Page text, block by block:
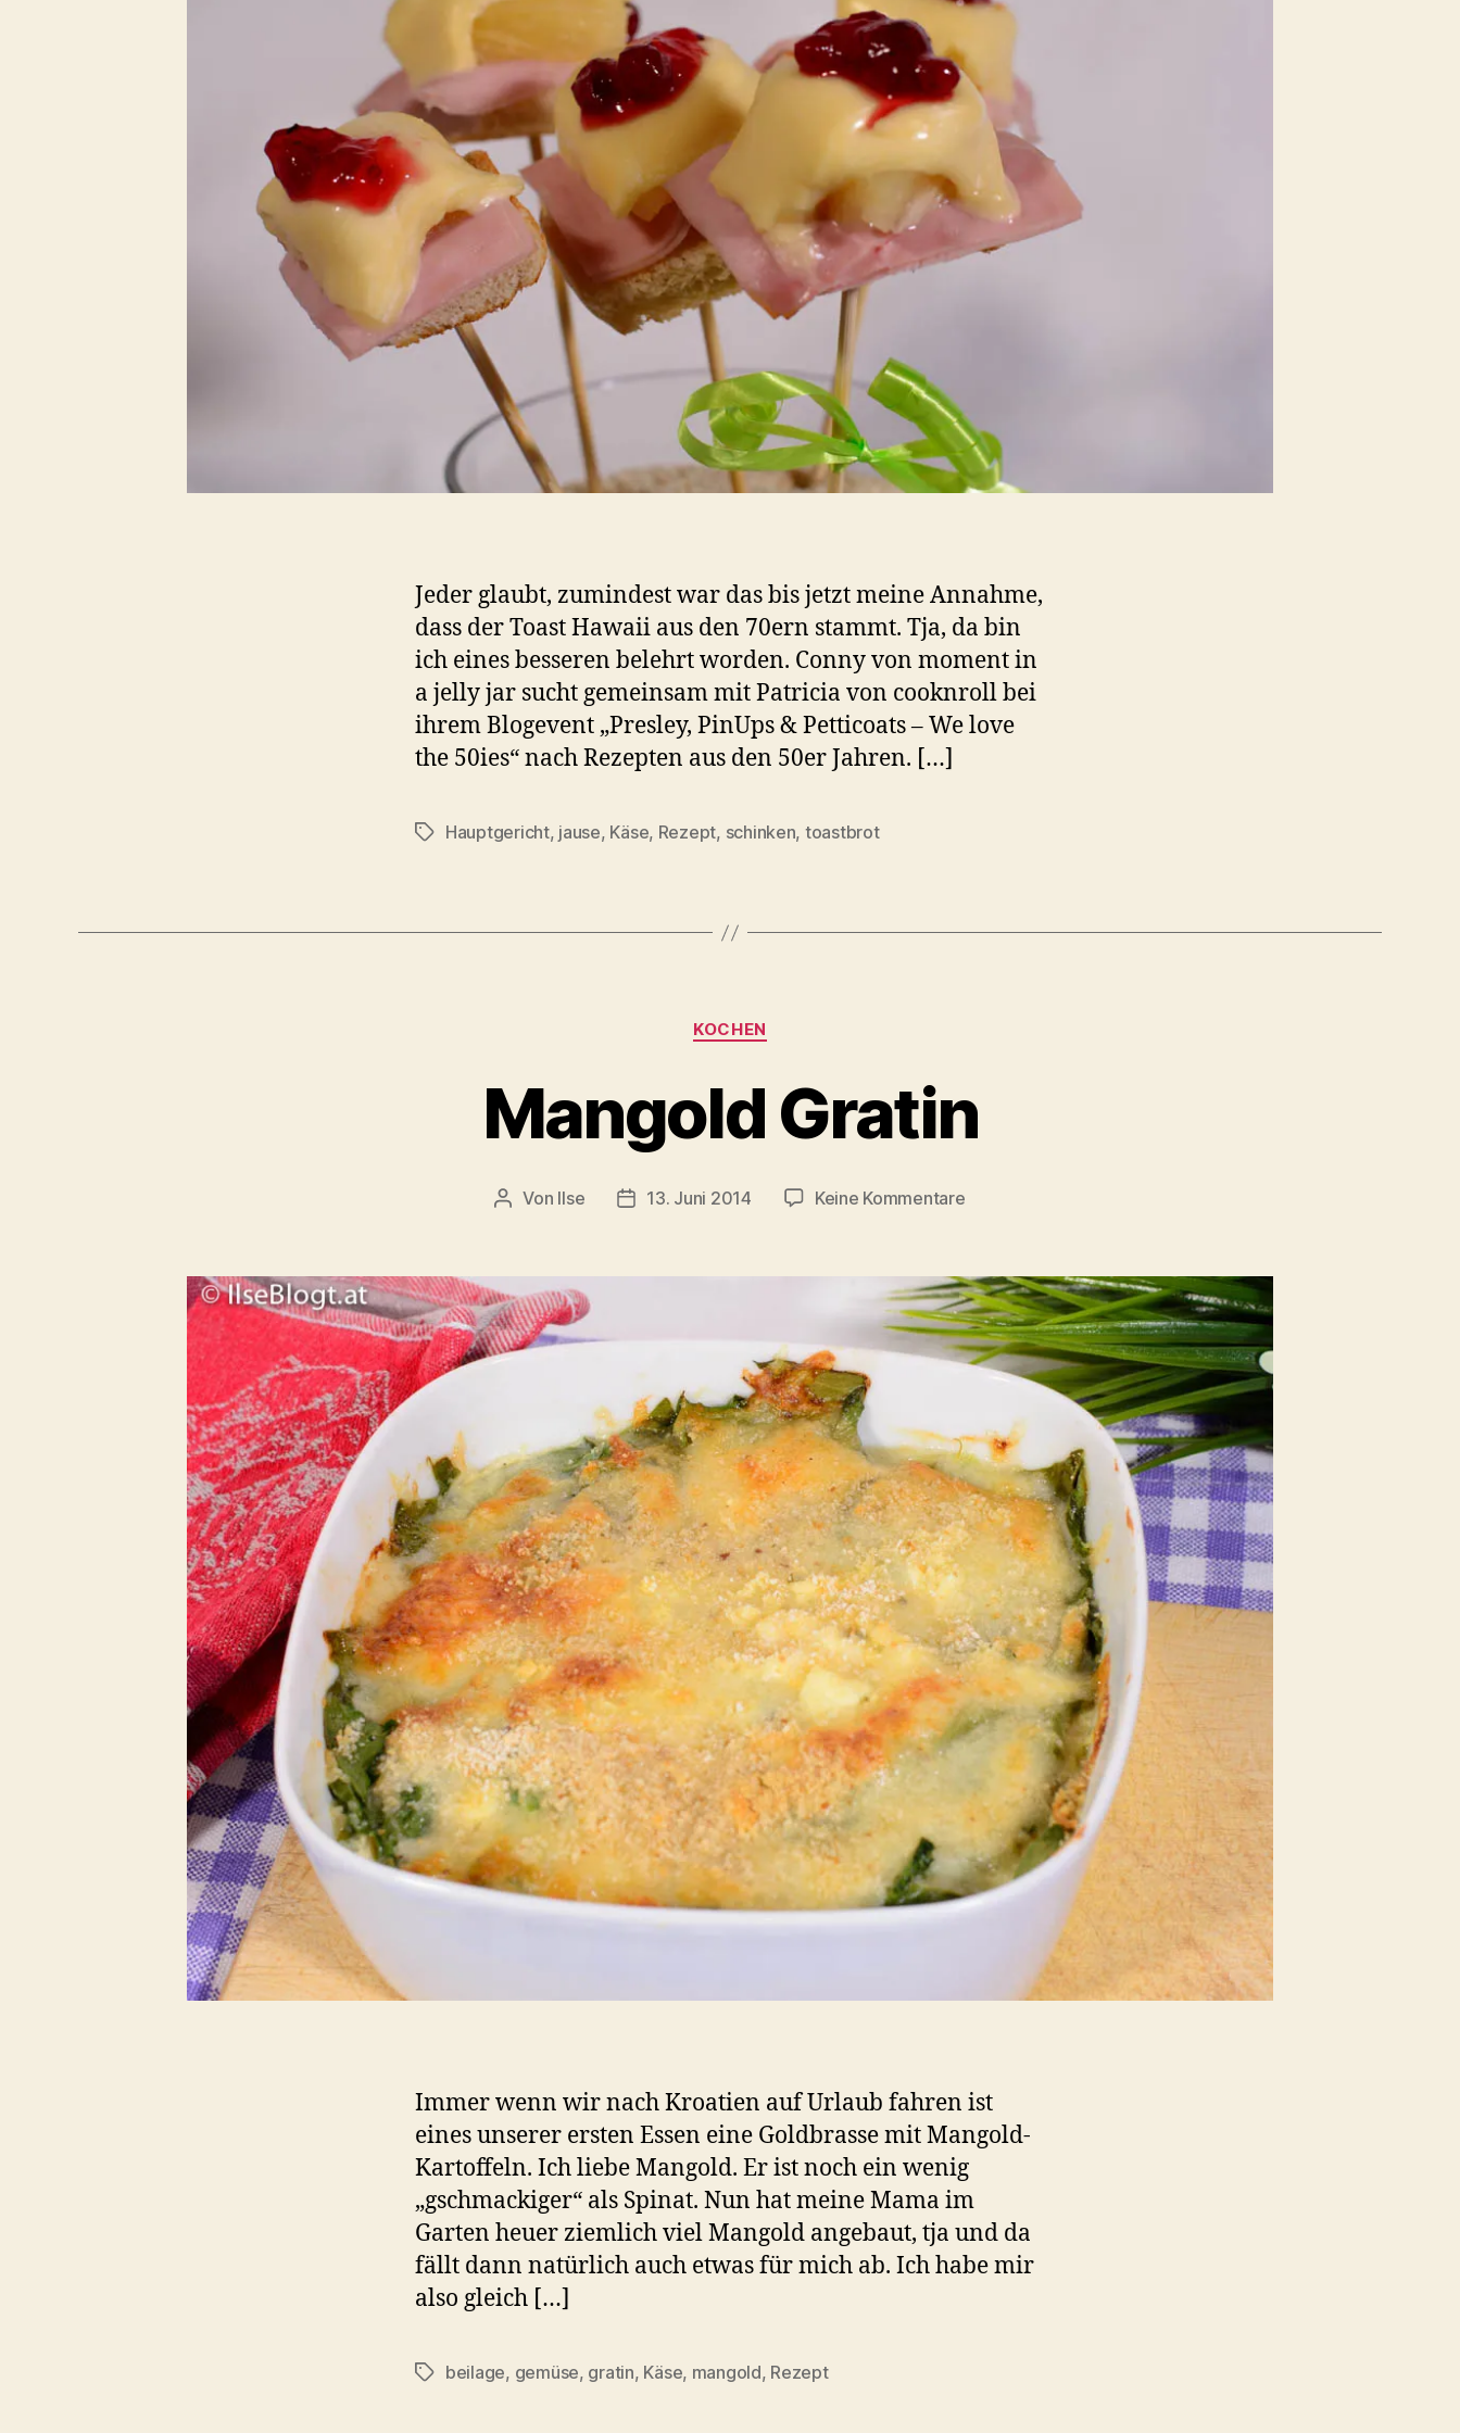
Jeder glaubt, zumindest war das bis jetzt meine Annahme,
dass der Toast Hawaii aus den 70ern stammt. Tja, da bin
ich eines besseren belehrt worden. Conny von moment in
a jelly jar sucht gemeinsam mit Patricia von cooknroll bei
ihrem Blogevent „Presley, PinUps & Petticoats – We love
the 50ies“ nach Rezepten aus den 50er Jahren. […]
Schlagwörter
Hauptgericht, jause, Käse, Rezept, schinken, toastbrot
Kategorien
KOCHEN
Mangold Gratin
Beitragsautor
Von Ilse Beitragsdatum
13. Juni 2014 Keine Kommentarezu
Immer wenn wir nach Kroatien auf Urlaub fahren ist
eines unserer ersten Essen eine Goldbrasse mit Mangold-
Kartoffeln. Ich liebe Mangold. Er ist noch ein wenig
„gschmackiger“ als Spinat. Nun hat meine Mama im
Garten heuer ziemlich viel Mangold angebaut, tja und da
fällt dann natürlich auch etwas für mich ab. Ich habe mir
also gleich […]
Schlagwörter
beilage, gemüse, gratin, Käse, mangold, Rezept